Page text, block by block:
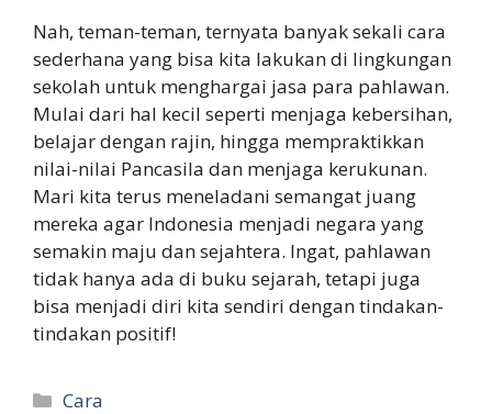
Nah, teman-teman, ternyata banyak sekali cara
sederhana yang bisa kita lakukan di lingkungan
sekolah untuk menghargai jasa para pahlawan.
Mulai dari hal kecil seperti menjaga kebersihan,
belajar dengan rajin, hingga mempraktikkan
nilai-nilai Pancasila dan menjaga kerukunan.
Mari kita terus meneladani semangat juang
mereka agar Indonesia menjadi negara yang
semakin maju dan sejahtera. Ingat, pahlawan
tidak hanya ada di buku sejarah, tetapi juga
bisa menjadi diri kita sendiri dengan tindakan-
tindakan positif!
Categories
Cara